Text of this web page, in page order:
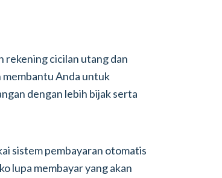
rekening cicilan utang dan
membantu Anda untuk
dengan lebih bijak serta
sistem pembayaran otomatis
lupa membayar yang akan